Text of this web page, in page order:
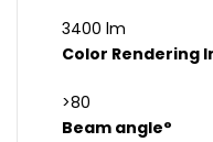
3400 lm
Color Rendering
>80
Beam angle°